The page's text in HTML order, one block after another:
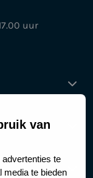
van
te
media te bieden
uur